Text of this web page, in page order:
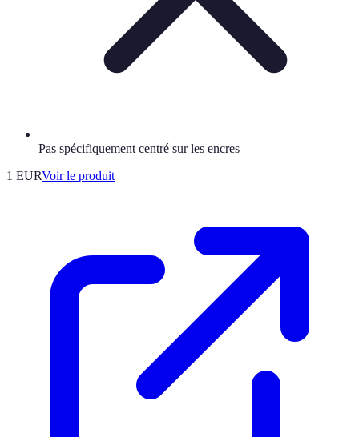
Pas spécifiquement centré sur les encres
1 EURVoir le produit